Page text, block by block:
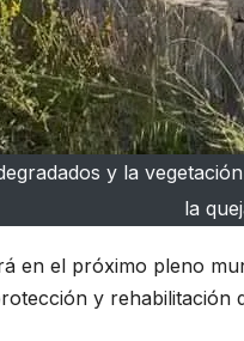
y la
la
en el próximo pleno
y rehabilitación